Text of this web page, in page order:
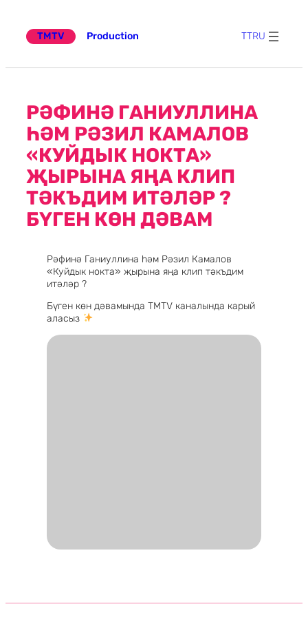
TMTV
Production TTRU
РӘФИНӘ ГАНИУЛЛИНА
ҺӘМ РӘЗИЛ КАМАЛОВ
«КУЙДЫК НОКТА»
ҖЫРЫНА ЯҢА КЛИП
ТӘКЪДИМ ИТӘЛӘР ?
БҮГЕН КӨН ДӘВАМ
Рәфинә Ганиуллина һәм Рәзил Камалов
«Куйдык нокта» җырына яңа клип тәкъдим
итәләр ?
Бүген көн дәвамында TMTV каналында карый
аласыз